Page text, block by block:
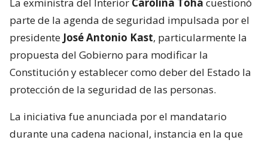
parte de la agenda de seguridad impulsada por el
presidente José Antonio Kast, particularmente la
propuesta del Gobierno para modificar la
Constitución y establecer como deber del Estado la
protección de la seguridad de las personas.
La iniciativa fue anunciada por el mandatario
durante una cadena nacional, instancia en la que